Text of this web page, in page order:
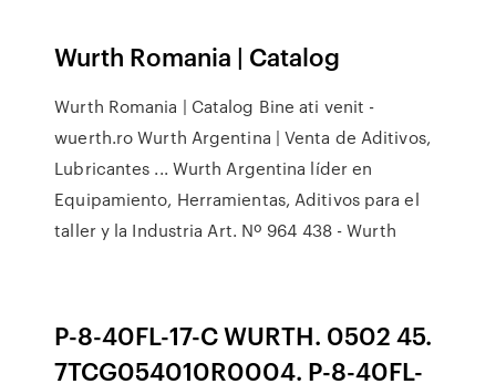
Wurth Romania | Catalog
Wurth Romania | Catalog Bine ati venit -
wuerth.ro Wurth Argentina | Venta de Aditivos,
Lubricantes ... Wurth Argentina líder en
Equipamiento, Herramientas, Aditivos para el
taller y la Industria Art. Nº 964 438 - Wurth
P-8-40FL-17-C WURTH. 0502 45.
7TCG054010R0004. P-8-40FL-